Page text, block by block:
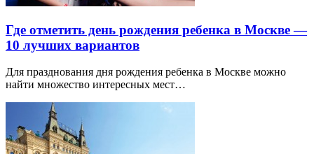
Где отметить день рождения ребенка в Москве —
10 лучших вариантов
Для празднования дня рождения ребенка в Москве можно
найти множество интересных мест…